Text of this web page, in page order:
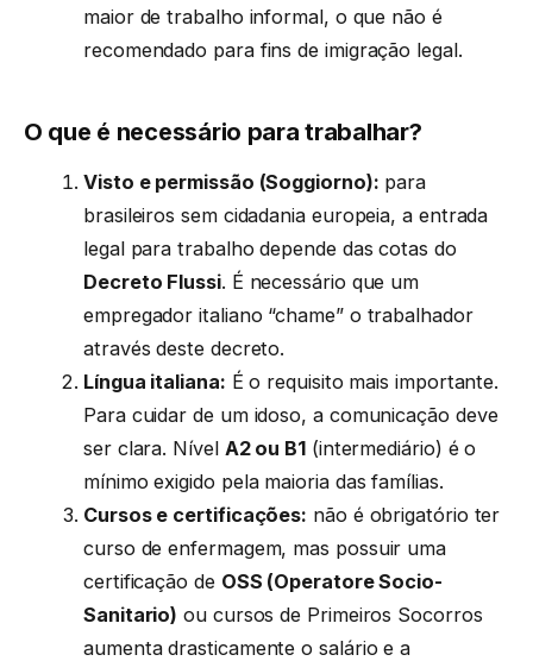
maior de trabalho informal, o que não é
recomendado para fins de imigração legal.
O que é necessário para trabalhar?
Visto e permissão (Soggiorno): para
brasileiros sem cidadania europeia, a entrada
legal para trabalho depende das cotas do
Decreto Flussi. É necessário que um
empregador italiano “chame” o trabalhador
através deste decreto.
Língua italiana: É o requisito mais importante.
Para cuidar de um idoso, a comunicação deve
ser clara. Nível A2 ou B1(intermediário) é o
mínimo exigido pela maioria das famílias.
Cursos e certificações: não é obrigatório ter
curso de enfermagem, mas possuir uma
certificação de OSS (Operatore Socio-
Sanitario) ou cursos de Primeiros Socorros
aumenta drasticamente o salário e a